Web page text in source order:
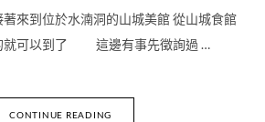
來到位於水湳洞的山城美館 從山城食館
就可以到了 這邊有事先徵詢過 …
CONTINUE READING